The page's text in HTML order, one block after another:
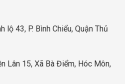
lộ 43, P. Bình Chiểu, Quận Thủ
Lân 15, Xã Bà Điểm, Hóc Môn,